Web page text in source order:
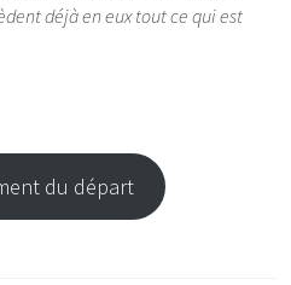
déjà en eux tout ce qui est
du départ